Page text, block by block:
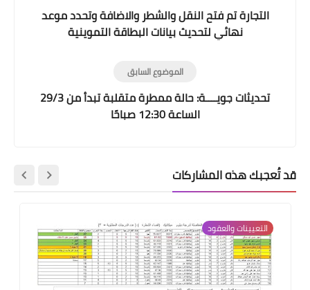
التجارة تم فتح النقل والشطر والاضافة وتحدد موعد
نهائي لتحديث بيانات البطاقة التموينية
الموضوع السابق
تحديثات جويــــة: حالة ممطرة متقلبة تبدأ من 29/3
الساعة 12:30 صباحًا
قد تُعجبك هذه المشاركات
التعيينات والعقود